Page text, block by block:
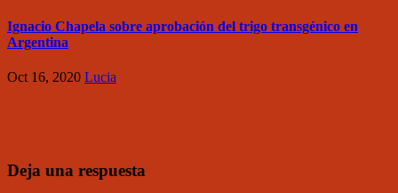
Ignacio Chapela sobre aprobación del trigo transgénico en
Argentina
Oct 16, 2020 Lucia
Deja una respuesta